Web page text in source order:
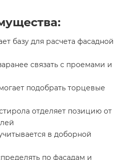
базу для расчета фасадной
связать с проемами и
подобрать торцевые
отделяет позицию от
в доборной
по фасадам и